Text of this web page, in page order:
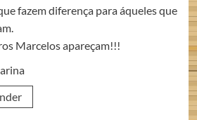
fazem diferença para áqueles que
Marcelos apareçam!!!